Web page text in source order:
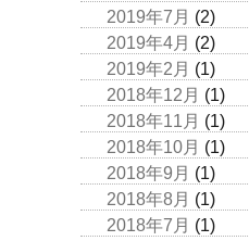
2019年7月 (2)
2019年4月 (2)
2019年2月 (1)
2018年12月 (1)
2018年11月 (1)
2018年10月 (1)
2018年9月 (1)
2018年8月 (1)
2018年7月 (1)